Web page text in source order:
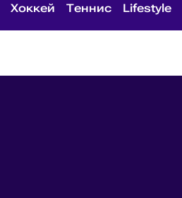
Хоккей Теннис Lifestyle